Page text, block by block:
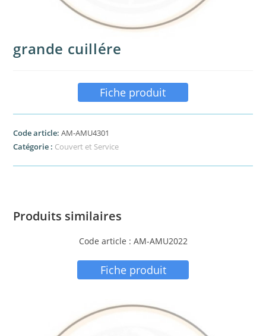
grande cuillére
Fiche produit
Code article:AM-AMU4301
Catégorie : Couvert et Service
Produits similaires
Code article : AM-AMU2022
Fiche produit